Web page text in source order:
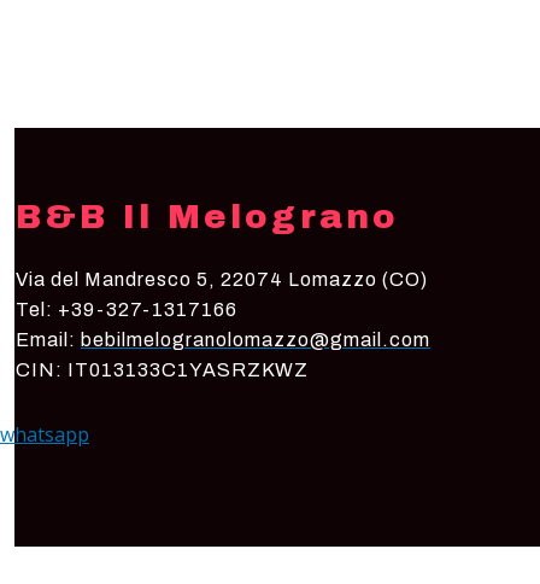
B&B Il Melograno
Via del Mandresco 5, 22074 Lomazzo (CO)
Tel: +39-327-1317166
Email: bebilmelogranolomazzo@gmail.com
CIN: IT013133C1YASRZKWZ
whatsapp